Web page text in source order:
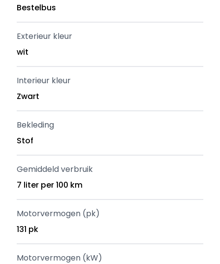
Bestelbus
Exterieur kleur
wit
Interieur kleur
Zwart
Bekleding
Stof
Gemiddeld verbruik
7 liter per 100 km
Motorvermogen (pk)
131 pk
Motorvermogen (kW)